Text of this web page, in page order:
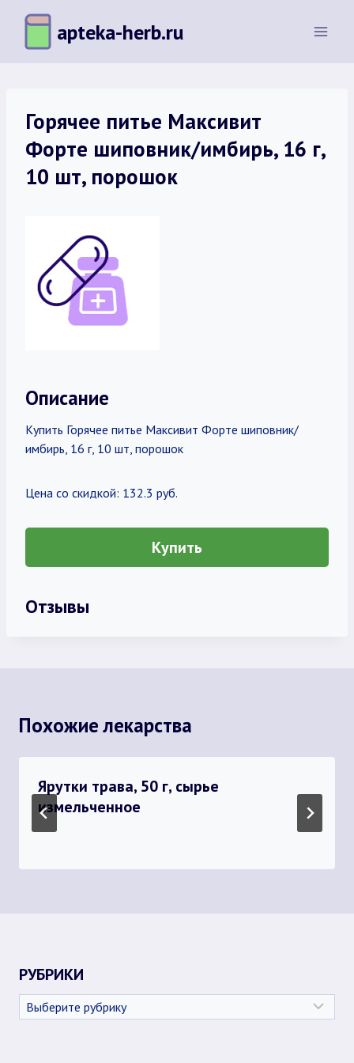
Перейти
содержимому
apteka-herb.ru
Горячее питье Максивит
Форте шиповник/имбирь, 16 г,
10 шт, порошок
Описание
Купить Горячее питье Максивит Форте шиповник/
имбирь, 16 г, 10 шт, порошок
Цена со скидкой: 132.3 руб.
Купить
Отзывы
Похожие лекарства
Ярутки трава, 50 г, сырье
измельченное
РУБРИКИ
Рубрики